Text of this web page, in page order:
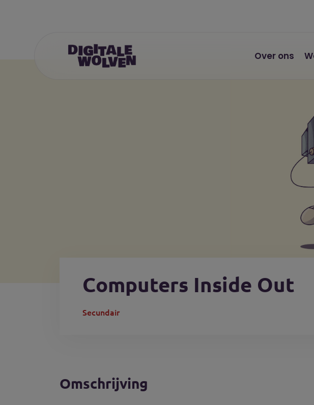
Over ons
Computers Inside Out
Secundair
Omschrijving